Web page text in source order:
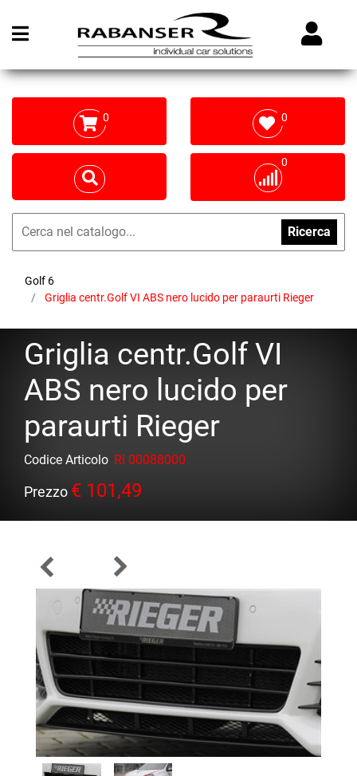
Open menu
0 0
0
Ricerca
Golf 6
Griglia centr.Golf VI ABS nero lucido per paraurti Rieger
Griglia centr.Golf VI
ABS nero lucido per
paraurti Rieger
Codice Articolo RI 00088000
Prezzo € 101,49